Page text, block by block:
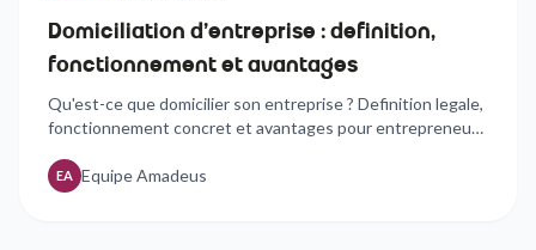
Domiciliation d'entreprise : definition,
fonctionnement et avantages
Qu'est-ce que domicilier son entreprise ? Definition legale,
fonctionnement concret et avantages pour entrepreneurs
EA Equipe Amadeus